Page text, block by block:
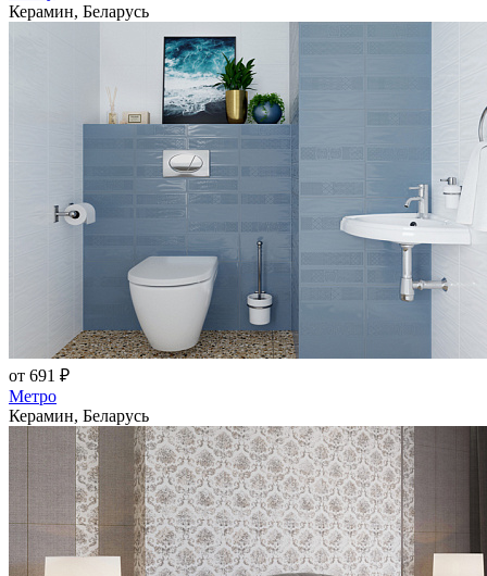
Керамин, Беларусь
от 691 ₽
Метро
Керамин, Беларусь